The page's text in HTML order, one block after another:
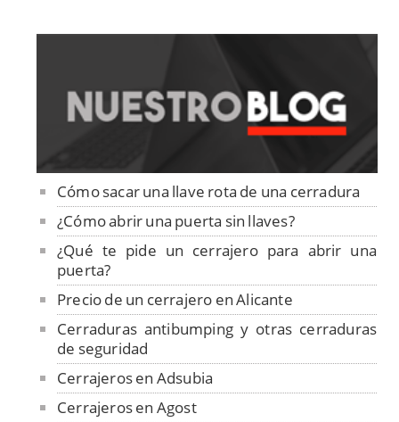
Cómo sacar una llave rota de una cerradura
¿Cómo abrir una puerta sin llaves?
¿Qué te pide un cerrajero para abrir una
puerta?
Precio de un cerrajero en Alicante
Cerraduras antibumping y otras cerraduras
de seguridad
Cerrajeros en Adsubia
Cerrajeros en Agost